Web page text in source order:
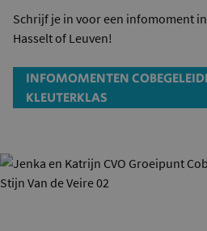
Schrijf je in voor een infomoment
Hasselt of Leuven!
INFOMOMENTEN
KLEUTERKLAS